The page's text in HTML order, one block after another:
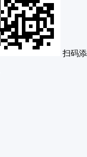
扫码添